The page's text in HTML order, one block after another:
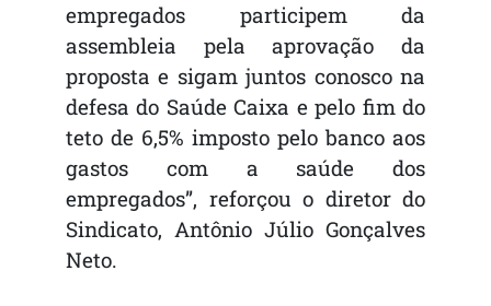
empregados participem da
assembleia pela aprovação da
proposta e sigam juntos conosco na
defesa do Saúde Caixa e pelo fim do
teto de 6,5% imposto pelo banco aos
gastos com a saúde dos
empregados”, reforçou o diretor do
Sindicato, Antônio Júlio Gonçalves
Neto.